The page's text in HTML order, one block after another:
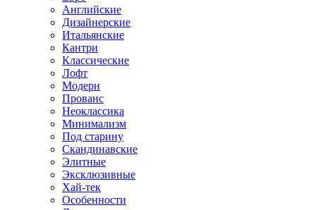
Английские
Дизайнерские
Итальянские
Кантри
Классические
Лофт
Модерн
Прованс
Неоклассика
Минимализм
Под старину
Скандинавские
Элитные
Эксклюзивные
Хай-тек
Особенности